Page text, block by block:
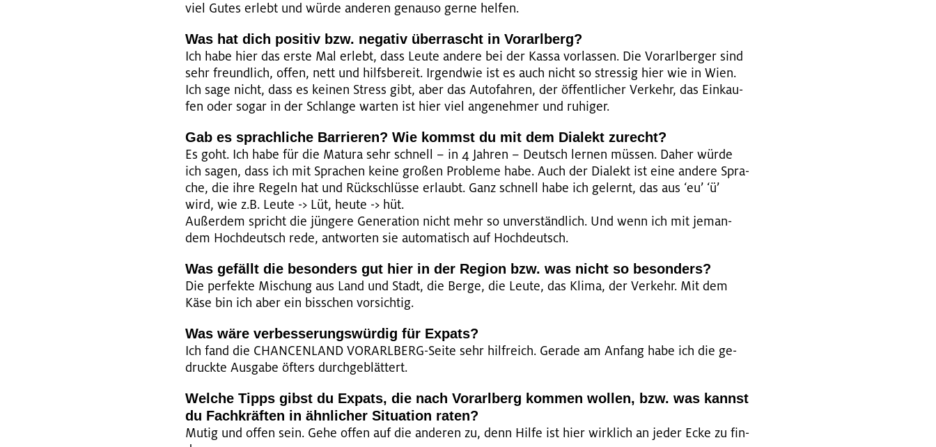
viel Gutes er­lebt und würde an­de­ren ge­nau­so gerne hel­fen.
Was hat dich po­si­tiv bzw. ne­ga­tiv über­rascht in Vor­arl­berg?
Ich habe hier das erste Mal er­lebt, dass Leute an­de­re bei der Kassa vor­las­sen. Die Vor­arl­ber­ger sind
sehr freund­lich, offen, nett und hilfs­be­reit. Ir­gend­wie ist es auch nicht so stres­sig hier wie in Wien.
Ich sage nicht, dass es kei­nen Stress gibt, aber das Au­to­fah­ren, der öf­fent­li­cher Ver­kehr, das Ein­kau­
fen oder sogar in der Schlan­ge war­ten ist hier viel an­ge­neh­mer und ru­hi­ger.
Gab es sprach­li­che Bar­rie­ren? Wie kommst du mit dem Dia­lekt zu­recht?
Es goht. Ich habe für die Ma­tu­ra sehr schnell – in 4 Jah­ren – Deutsch ler­nen müs­sen. Daher würde
ich sagen, dass ich mit Spra­chen keine gro­ßen Pro­ble­me habe. Auch der Dia­lekt ist eine an­de­re Spra­
che, die ihre Re­geln hat und Rück­schlüs­se er­laubt. Ganz schnell habe ich ge­lernt, das aus ‘eu’ ‘ü’
wird, wie z.B. Leute -> Lüt, heute -> hüt.
Au­ßer­dem spricht die jün­ge­re Ge­ne­ra­ti­on nicht mehr so un­ver­ständ­lich. Und wenn ich mit je­man­
dem Hoch­deutsch rede, ant­wor­ten sie au­to­ma­tisch auf Hoch­deutsch.
Was ge­fällt die be­son­ders gut hier in der Re­gi­on bzw. was nicht so be­son­ders?
Die per­fek­te Mi­schung aus Land und Stadt, die Berge, die Leute, das Klima, der Ver­kehr. Mit dem
Käse bin ich aber ein biss­chen vor­sich­tig.
Was wäre ver­bes­se­rungs­wür­dig für Ex­pats?
Ich fand die CHAN­CEN­LAND VOR­ARL­BERG-Seite sehr hilf­reich. Ge­ra­de am An­fang habe ich die ge­
druck­te Aus­ga­be öf­ters durch­ge­blät­tert.
Wel­che Tipps gibst du Ex­pats, die nach Vor­arl­berg kom­men wol­len, bzw. was kannst
du Fach­kräf­ten in ähn­li­cher Si­tua­ti­on raten?
Mutig und offen sein. Gehe offen auf die an­de­ren zu, denn Hilfe ist hier wirk­lich an jeder Ecke zu fin­